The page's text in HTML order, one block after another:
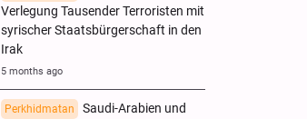
Verlegung Tausender Terroristen mit
syrischer Staatsbürgerschaft in den
Irak
5 months ago
Perkhidmatan
Saudi-Arabien und